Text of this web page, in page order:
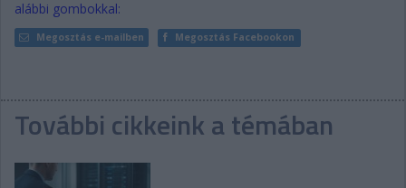
alábbi gombokkal:
Megosztás e-mailben Megosztás Facebookon
További cikkeink a témában